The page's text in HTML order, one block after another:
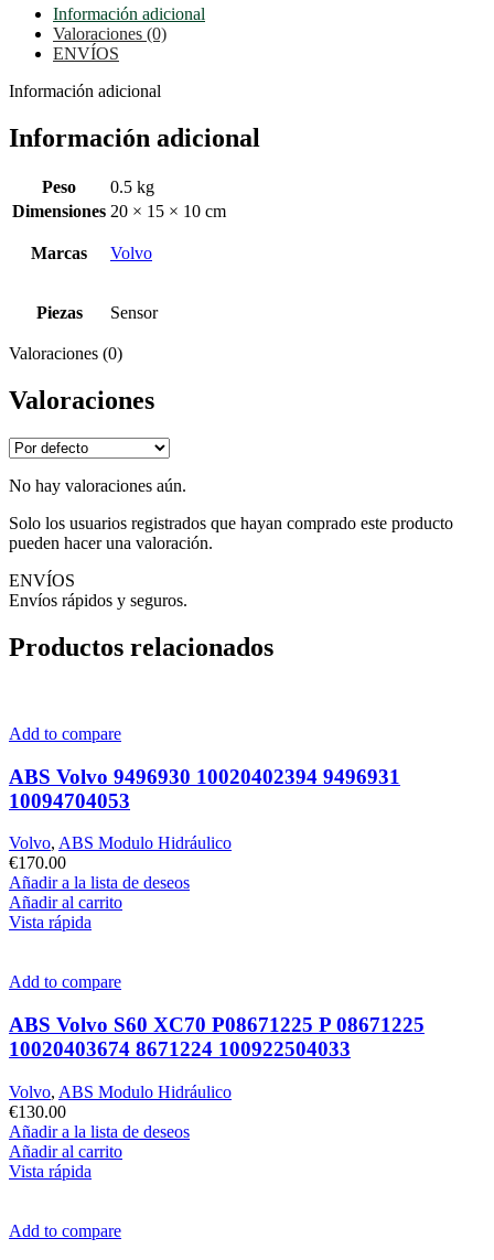
Información adicional
Valoraciones (0)
ENVÍOS
Información adicional
Información adicional
Peso
0.5 kg
Dimensiones 20 × 15 × 10 cm
Marcas Volvo
Piezas Sensor
Valoraciones (0)
Valoraciones
No hay valoraciones aún.
Solo los usuarios registrados que hayan comprado este producto
pueden hacer una valoración.
ENVÍOS
Envíos rápidos y seguros.
Productos relacionados
Add to compare
ABS Volvo 9496930 10020402394 9496931
10094704053
Volvo, ABS Modulo Hidráulico
€170.00
Añadir a la lista de deseos
Añadir al carrito
Vista rápida
Add to compare
ABS Volvo S60 XC70 P08671225 P 08671225
10020403674 8671224 100922504033
Volvo, ABS Modulo Hidráulico
€130.00
Añadir a la lista de deseos
Añadir al carrito
Vista rápida
Add to compare